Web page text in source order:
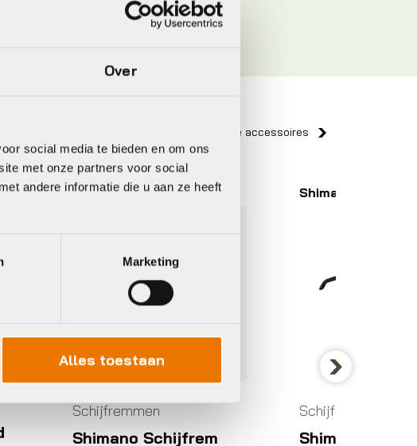
Over
social media te bieden en om ons
met onze partners voor social
andere informatie die u aan ze heeft
Marketing
Alles toestaan
Bekijk alle accessoires
Shimano
Schijfremmen
Shimano Schijfrem
Next